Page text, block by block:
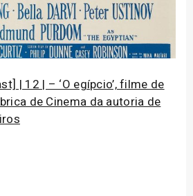
| 12 | – ‘O egípcio’, filme de
de Cinema da autoria de